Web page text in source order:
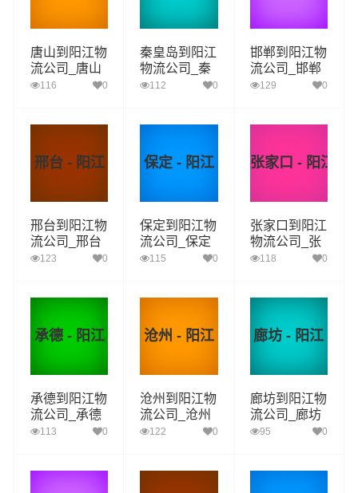
唐山到阳江物
流公司_唐山
到阳江货运_
116 0
秦皇岛到阳江
物流公司_秦
皇岛到阳江货
112 0
邯郸到阳江物
流公司_邯郸
到阳江货运_
129 0
邢台 - 阳江
邢台到阳江物
流公司_邢台
到阳江货运_
123 0
保定 - 阳江
保定到阳江物
流公司_保定
到阳江货运_
115 0
张家口 - 阳江
张家口到阳江
物流公司_张
家口到阳江货
118 0
承德 - 阳江
承德到阳江物
流公司_承德
到阳江货运_
113 0
沧州 - 阳江
沧州到阳江物
流公司_沧州
到阳江货运_
122 0
廊坊 - 阳江
廊坊到阳江物
流公司_廊坊
到阳江货运_
95 0